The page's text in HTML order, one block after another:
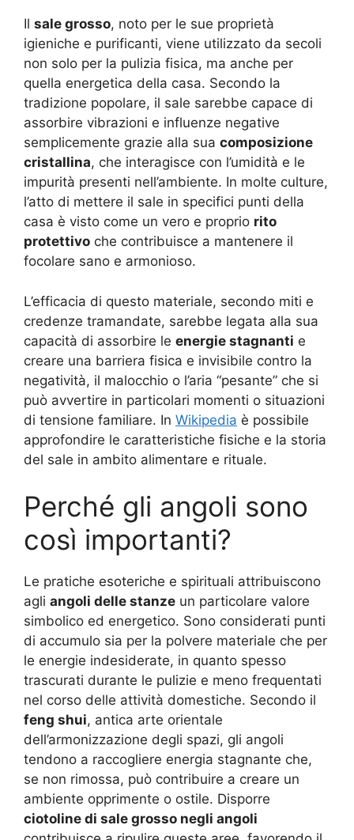
Il sale grosso, noto per le sue proprietà
igieniche e purificanti, viene utilizzato da secoli
non solo per la pulizia fisica, ma anche per
quella energetica della casa. Secondo la
tradizione popolare, il sale sarebbe capace di
assorbire vibrazioni e influenze negative
semplicemente grazie alla sua composizione
cristallina, che interagisce con l’umidità e le
impurità presenti nell’ambiente. In molte culture,
l’atto di mettere il sale in specifici punti della
casa è visto come un vero e proprio rito
protettivo che contribuisce a mantenere il
focolare sano e armonioso.
L’efficacia di questo materiale, secondo miti e
credenze tramandate, sarebbe legata alla sua
capacità di assorbire le energie stagnanti e
creare una barriera fisica e invisibile contro la
negatività, il malocchio o l’aria “pesante” che si
può avvertire in particolari momenti o situazioni
di tensione familiare. In Wikipedia è possibile
approfondire le caratteristiche fisiche e la storia
del sale in ambito alimentare e rituale.
Perché gli angoli sono
così importanti?
Le pratiche esoteriche e spirituali attribuiscono
agli angoli delle stanze un particolare valore
simbolico ed energetico. Sono considerati punti
di accumulo sia per la polvere materiale che per
le energie indesiderate, in quanto spesso
trascurati durante le pulizie e meno frequentati
nel corso delle attività domestiche. Secondo il
feng shui, antica arte orientale
dell’armonizzazione degli spazi, gli angoli
tendono a raccogliere energia stagnante che,
se non rimossa, può contribuire a creare un
ambiente opprimente o ostile. Disporre
ciotoline di sale grosso negli angoli